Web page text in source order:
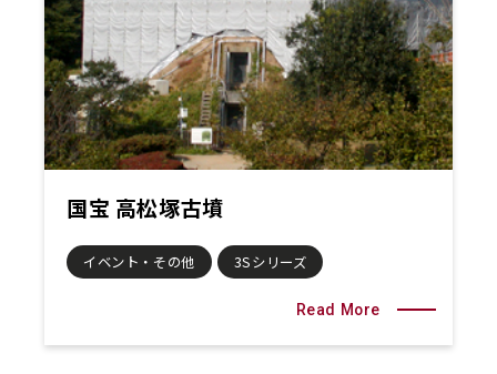
国宝 高松塚古墳
イベント・その他 3Sシリーズ
Read More